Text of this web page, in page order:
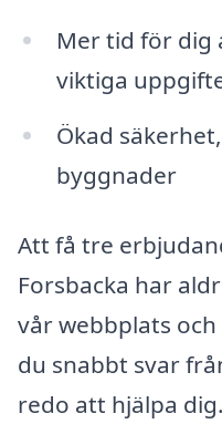
Mer tid för dig
viktiga
Ökad
byggnader
Att få tre
Forsbacka har
vår webbplats
du snabbt svar
redo att hjälpa